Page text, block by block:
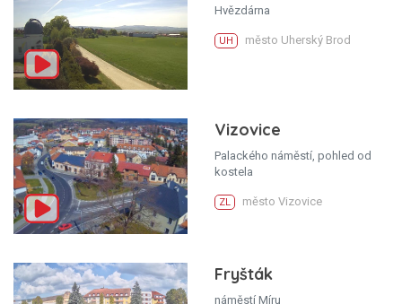
Hvězdárna
UH město Uherský Brod
Vizovice
Palackého náměstí, pohled od
kostela
ZL město Vizovice
Fryšták
náměstí Míru